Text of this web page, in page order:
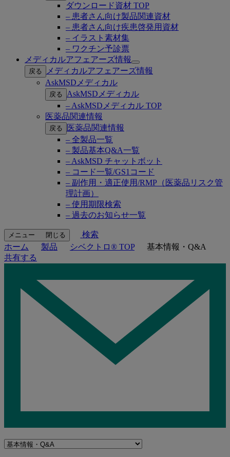
ダウンロード資材 TOP
– 患者さん向け製品関連資材
– 患者さん向け疾患啓発用資材
– イラスト素材集
– ワクチン予診票
メディカルアフェアーズ情報
Open
submenu
戻る
メディカルアフェアーズ情報
AskMSDメディカル
戻る
AskMSDメディカル
– AskMSDメディカル TOP
医薬品関連情報
戻る
医薬品関連情報
– 全製品一覧
– 製品基本Q&A一覧
– AskMSD チャットボット
– コード一覧/GS1コード
– 副作用・適正使用/RMP（医薬品リスク管
理計画）
– 使用期限検索
– 過去のお知らせ一覧
メニュー 閉じる
検索
ホーム
製品 シベクトロ® TOP
基本情報・Q&A
共有する
Navigate